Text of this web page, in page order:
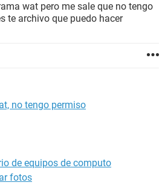
wat pero me sale que no tengo
te archivo que puedo hacer
no tengo permiso
de equipos de computo
fotos